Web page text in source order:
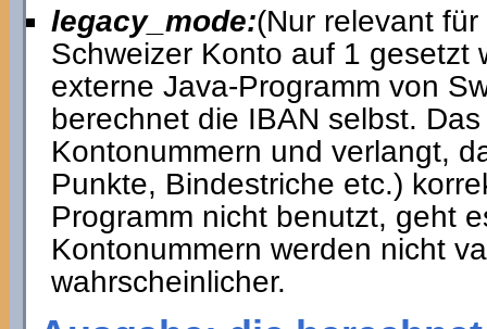
legacy_mode:(Nur relevant
Schweizer Konto auf 1 gesetzt
externe Java-Programm von
berechnet die IBAN selbst.
Kontonummern und verlangt,
Punkte, Bindestriche etc.)
Programm nicht benutzt, geht
Kontonummern werden nicht
wahrscheinlicher.